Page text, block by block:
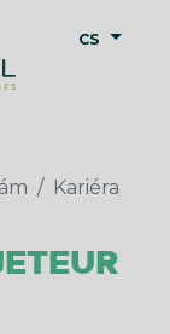
CS
Kariéra